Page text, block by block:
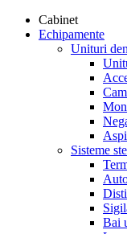
Cabinet
Echipamente
Unituri
Sisteme
Bai